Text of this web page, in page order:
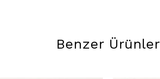
Benzer Ürünler